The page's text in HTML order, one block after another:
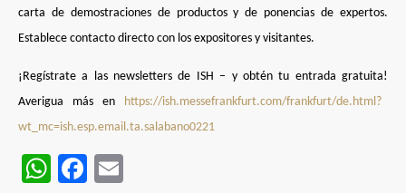
carta de demostraciones de productos y de ponencias de expertos.
Establece contacto directo con los expositores y visitantes.
¡Regístrate a las newsletters de ISH – y obtén tu entrada gratuita!
Averigua más en https://ish.messefrankfurt.com/frankfurt/de.html?
wt_mc=ish.esp.email.ta.salabano0221
WhatsApp
Facebook